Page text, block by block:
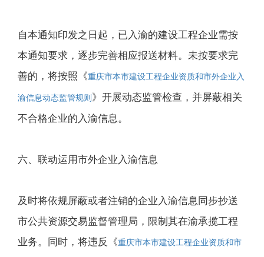
自本通知印发之日起，已入渝的建设工程企业需按
本通知要求，逐步完善相应报送材料。未按要求完
善的，将按照《重庆市本市建设工程企业资质和市外企业入
渝信息动态监管规则 》开展动态监管检查，并屏蔽相关
不合格企业的入渝信息。
六、联动运用市外企业入渝信息
及时将依规屏蔽或者注销的企业入渝信息同步抄送
市公共资源交易监督管理局，限制其在渝承揽工程
业务。同时，将违反《重庆市本市建设工程企业资质和市